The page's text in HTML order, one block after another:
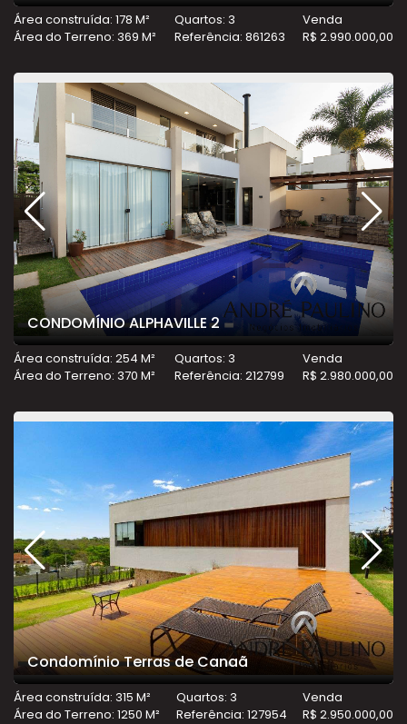
Área construída: 178 M²
Área do Terreno: 369 M²
Quartos: 3
Referência: 861263
Venda
R$ 2.990.000,00
CONDOMÍNIO ALPHAVILLE 2
Área construída: 254 M²
Área do Terreno: 370 M²
Quartos: 3
Referência: 212799
Venda
R$ 2.980.000,00
Condomínio Terras de Canaã
Área construída: 315 M²
Área do Terreno: 1250 M²
Quartos: 3
Referência: 127954
Venda
R$ 2.950.000,00